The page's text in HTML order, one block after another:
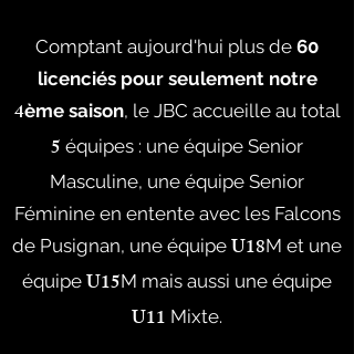
Comptant aujourd'hui plus de 60
licenciés pour seulement notre
4ème saison, le JBC accueille au total
5 équipes : une équipe Senior
Masculine, une équipe Senior
Féminine en entente avec les Falcons
de Pusignan, une équipe U18M et une
équipe U15M mais aussi une équipe
U11 Mixte.